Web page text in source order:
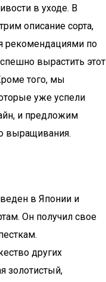
в уходе. В
описание сорта,
рекомендациями по
вырастить этот
того, мы
уже успели
и предложим
выращивания.
в Японии и
Он получил свое
других
золотистый,